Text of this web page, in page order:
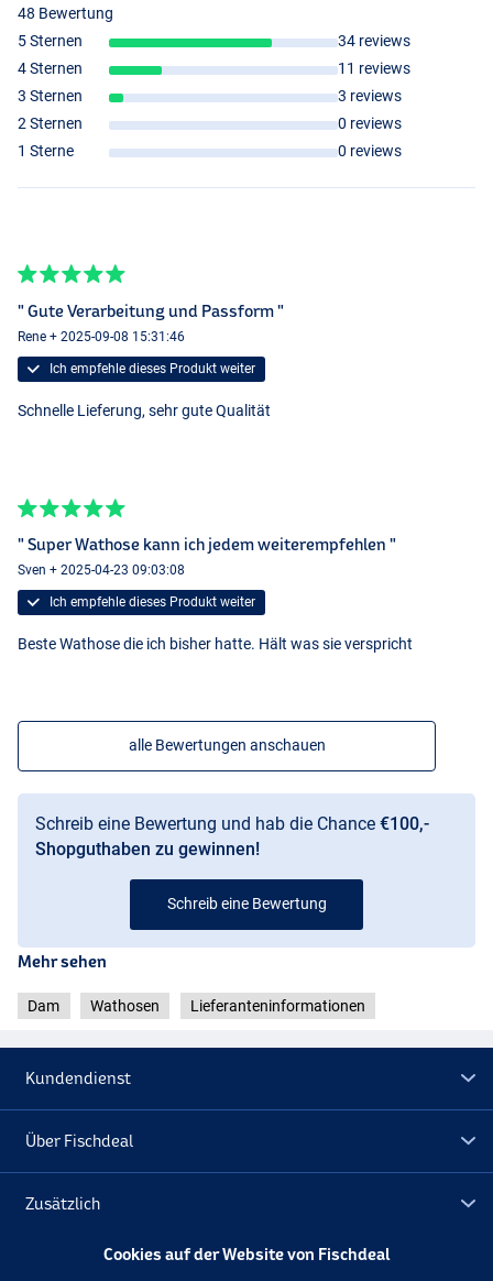
48 Bewertung
5 Sternen
34 reviews
4 Sternen
11 reviews
3 Sternen
3 reviews
2 Sternen
0 reviews
1 Sterne
0 reviews
" Gute Verarbeitung und Passform "
Rene + 2025-09-08 15:31:46
Ich empfehle dieses Produkt weiter
Schnelle Lieferung, sehr gute Qualität
" Super Wathose kann ich jedem weiterempfehlen "
Sven + 2025-04-23 09:03:08
Ich empfehle dieses Produkt weiter
Beste Wathose die ich bisher hatte. Hält was sie verspricht
alle Bewertungen anschauen
Schreib eine Bewertung und hab die Chance €100,-
Shopguthaben zu gewinnen!
Schreib eine Bewertung
Mehr sehen
Dam Wathosen Lieferanteninformationen
Kundendienst
Über Fischdeal
Zusätzlich
Lagerräumung
Cookies auf der Website von Fischdeal